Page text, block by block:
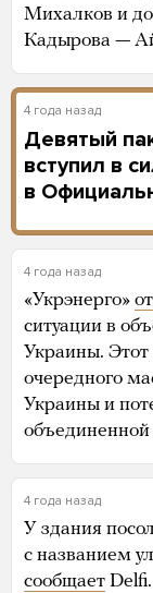
Михалков и
Кадырова —
4 года назад
Девятый
вступил в
в
4 года назад
«Укрэнерго»
ситуации в
Украины.
очередного
Украины и
объединенной
4 года назад
У здания
с названием
сообщает Delfi.